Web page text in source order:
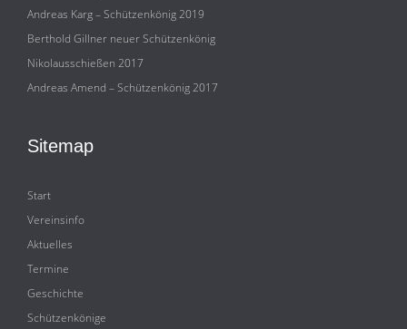
Andreas Karg – Schützenkönig 2019
Berthold Gillner neuer Schützenkönig
Nikolausschießen 2017
Andreas Amend – Schützenkönig 2017
Sitemap
Start
Vereinsinfo
Aktuelles
Termine
Geschichte
Schützenkönige